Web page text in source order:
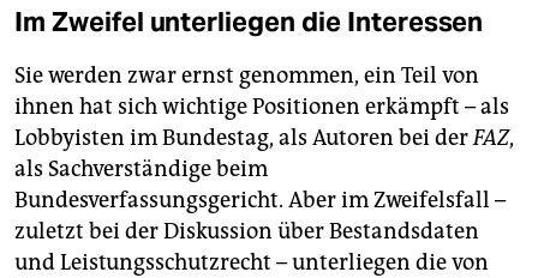
Im Zweifel unterliegen die Interessen
Sie werden zwar ernst genommen, ein Teil von
ihnen hat sich wichtige Positionen erkämpft – als
Lobbyisten im Bundestag, als Autoren bei derFAZ,
als Sachverständige beim
Bundesverfassungsgericht. Aber im Zweifelsfall –
zuletzt bei der Diskussion über Bestandsdaten
und Leistungsschutzrecht – unterliegen die von